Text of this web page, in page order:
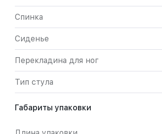
Спинка
Сиденье
Перекладина для ног
Тип стула
Габариты упаковки